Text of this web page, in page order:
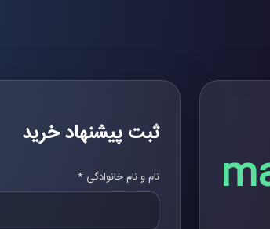
ثبت پیشنهاد خرید
نام و نام خانوادگی *